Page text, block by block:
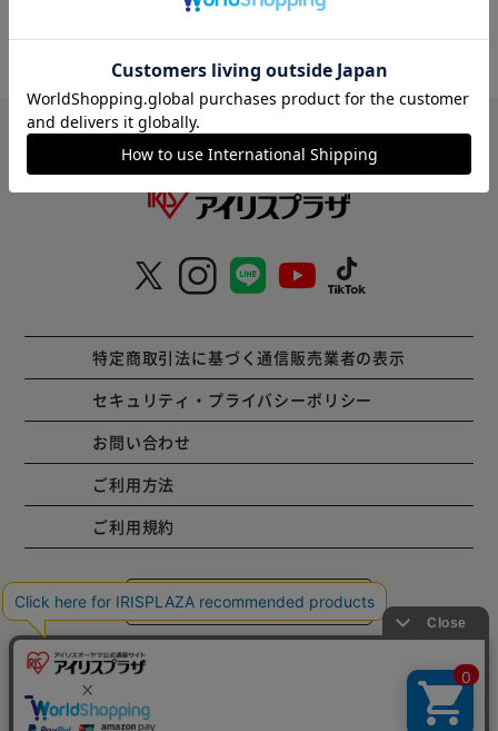
HOME ベビー・マタニティ ベビー布団・寝具 敷きパ
特定商取引法に基づく通信販売業者の表示
セキュリティ・プライバシーポリシー
お問い合わせ
ご利用方法
ご利用規約
コーポレートサイト